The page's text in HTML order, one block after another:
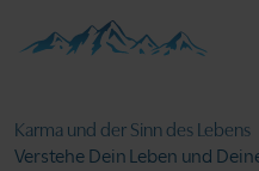
Karma und der Sinn des Lebens
Verstehe Dein Leben und